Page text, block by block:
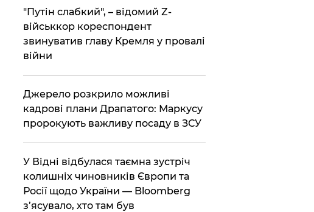
"Путін слабкий", – відомий Z-
військкор кореспондент
звинуватив главу Кремля у провалі
війни
​Джерело розкрило можливі
кадрові плани Драпатого: Маркусу
пророкують важливу посаду в ЗСУ
​У Відні відбулася таємна зустріч
колишніх чиновників Європи та
Росії щодо України — Bloomberg
з’ясувало, хто там був